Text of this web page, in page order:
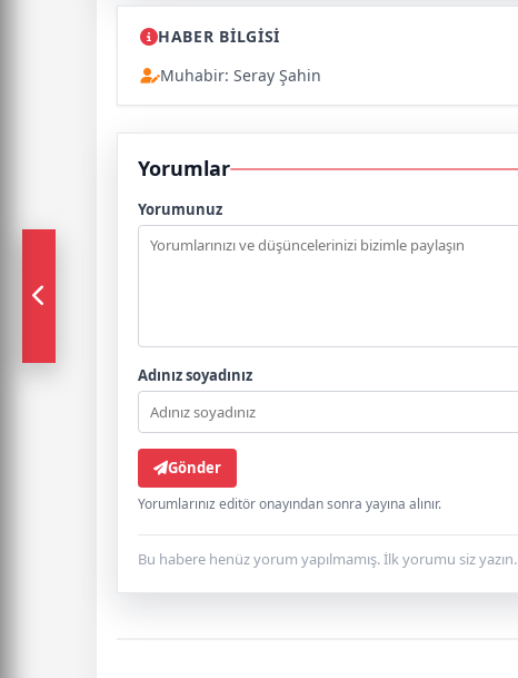
HABER BİLGİSİ
Muhabir: Seray Şahin
Yorumlar
Yorumunuz
Adınız soyadınız
Gönder
Yorumlarınız editör onayından sonra yayına alınır.
Bu habere henüz yorum yapılmamış. İlk yorumu siz yazın.